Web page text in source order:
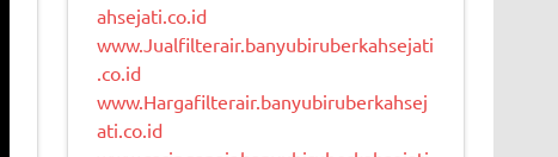
ahsejati.co.id
www.Jualfilterair.banyubiruberkahsejati
.co.id
www.Hargafilterair.banyubiruberkahsej
ati.co.id